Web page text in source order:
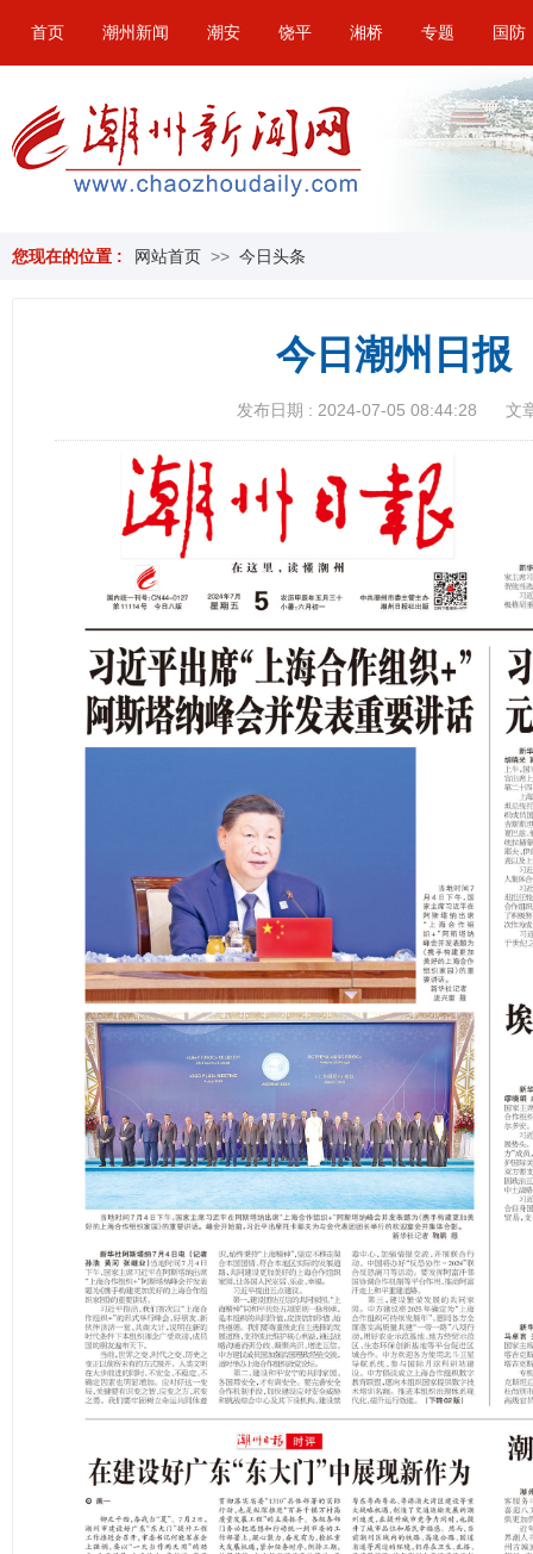
首页 潮州新闻 潮安 饶平 湘桥 专题 国防
您现在的位置 : 网站首页 >> 今日头条
今日潮州日报
发布日期 : 2024-07-05 08:44:28 文